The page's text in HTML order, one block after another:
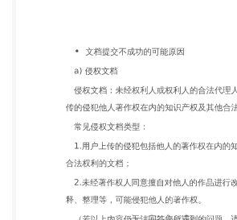
诉 中心进行反馈） b) 广告文档&视
频：以盈利为目的利用百度文库对
等进行推广。 文档&视频的任何位
题、简介、文档等）， 都不允许出
传目的内容，如电话号码、电子 邮
工具号码等具体联系信息以及广告
警告多次而仍然添加广告内容的用
用户，将接受封号处罚。 常见广